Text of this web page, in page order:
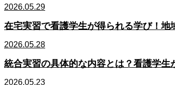
2026.05.29
在宅実習で看護学生が得られる学び！地
2026.05.28
統合実習の具体的な内容とは？看護学生
2026.05.23